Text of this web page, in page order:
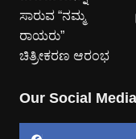
Our Social